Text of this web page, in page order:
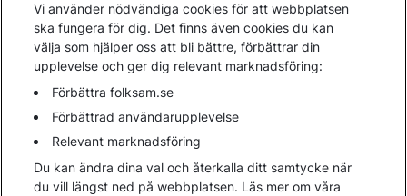
Kundservice
Hjälp
Webbkarta
Cookies
Hantera cookies
Personuppgifter GDPR
Tillgänglighetsredogörelse
Vi använder nödvändiga cookies för att webbplatsen
ska fungera för dig. Det finns även cookies du kan
välja som hjälper oss att bli bättre, förbättrar din
upplevelse och ger dig relevant marknadsföring:
Förbättra folksam.se
Förbättrad användarupplevelse
Relevant marknadsföring
Du kan ändra dina val och återkalla ditt samtycke när
du vill längst ned på webbplatsen. Läs mer om våra